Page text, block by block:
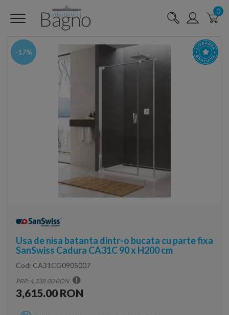
0
-17%
Usa de nisa batanta dintr-o bucata cu parte fixa
SanSwiss Cadura CA31C 90 x H200 cm
Cod: CA31CG0905007
PRP: 4,338.00 RON
3,615.00 RON